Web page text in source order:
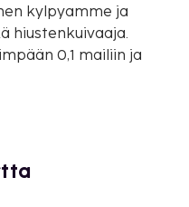
kylpyamme ja
hiustenkuivaaja.
0,1 mailiin ja
4,3 mi